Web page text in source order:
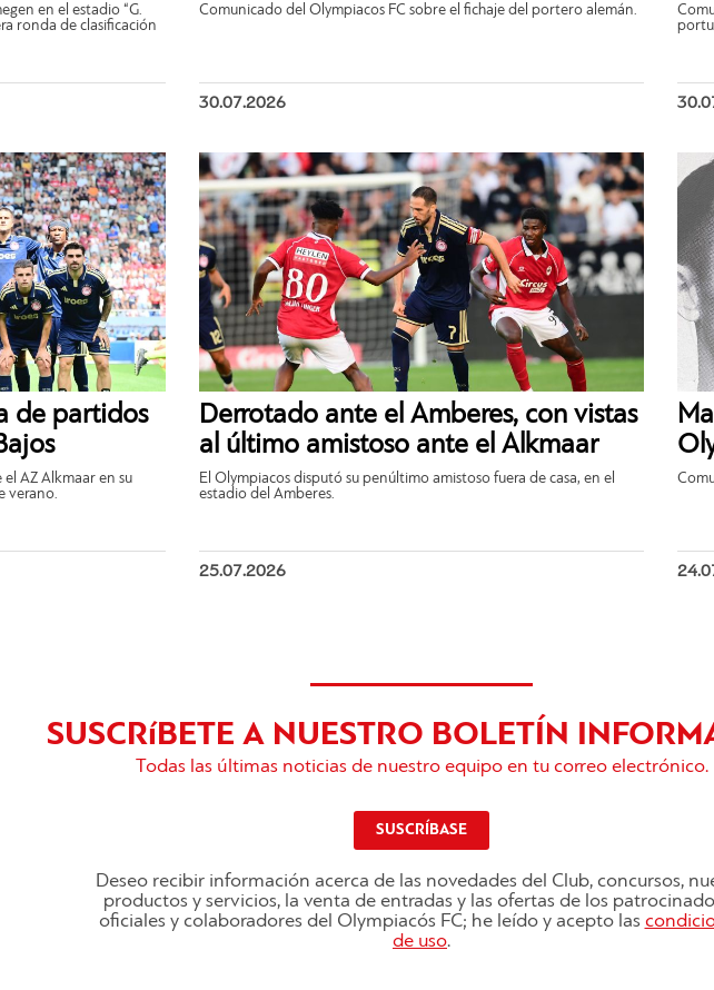
en el estadio “G.
ronda de clasificación
Comunicado del Olympiacos FC sobre el fichaje del portero alemán.
30.07.2026
de partidos
AZ Alkmaar en su
verano.
Derrotado ante el Amberes, con vistas
al último amistoso ante el Alkmaar
El Olympiacos disputó su penúltimo amistoso fuera de casa, en el
estadio del Amberes.
25.07.2026
SUSCRíBETE A NUESTRO BOLETÍN
Todas las últimas noticias de nuestro equipo en tu correo electrónico.
SUSCRÍBASE
Deseo recibir información acerca de las novedades del Club, concursos,
productos y servicios, la venta de entradas y las ofertas de los
oficiales y colaboradores del Olympiacós FC; he leído y acepto las
de uso.